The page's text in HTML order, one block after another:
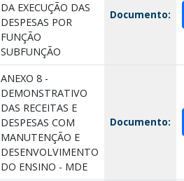
DA EXECUÇÃO DAS
DESPESAS POR
FUNÇÃO
SUBFUNÇÃO
Documento:
ANEXO 8 -
DEMONSTRATIVO
DAS RECEITAS E
DESPESAS COM
MANUTENÇÃO E
DESENVOLVIMENTO
DO ENSINO - MDE
Documento: